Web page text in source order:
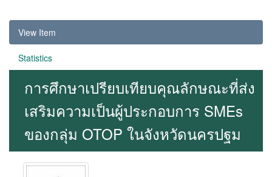
View Item
Statistics
การศึกษาเปรียบเทียบคุณลักษณะที่ส่ง
เสริมความเป็นผู้ประกอบการ SMEs
ของกลุ่ม OTOP ในจังหวัดนครปฐม